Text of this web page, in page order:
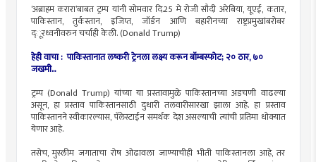
‘अब्राहम करारा’बाबत ट्रम्प यांनी सोमवार दि.25 मे रोजी सौदी अरेबिया, यूएई, कतार,
पाकिस्तान, तुर्कस्तान, इजिप्त, जॉर्डन आणि बहारीनच्या राष्ट्रप्रमुखांबरोबर
द्ूरध्वनीवरुन चर्चाही केली. (Donald Trump)
हेही वाचा : पाकिस्तानात लष्करी ट्रेनला लक्ष्य करून बॉम्बस्फोट; २० ठार, ७०
जखमी...
ट्रम्प (Donald Trump) यांच्या या प्रस्तावामुळे पाकिस्तानच्या अडचणी वाढल्या
असून, हा प्रस्ताव पाकिस्तानसाठी दुधारी तलवारीसारखा झाला आहे. हा प्रस्ताव
पाकिस्तानने स्वीकारल्यास, पॅलेस्टाईन समर्थक देश असल्याची त्यांची प्रतिमा धोक्यात
येणार आहे.
तसेच, मुस्लीम जगाताचा रोष ओढावला जाण्याचीही भीती पाकिस्तानला आहे, तर